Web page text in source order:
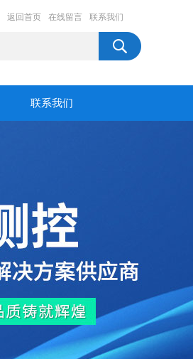
返回首页 在线留言 联系我们
联系我们